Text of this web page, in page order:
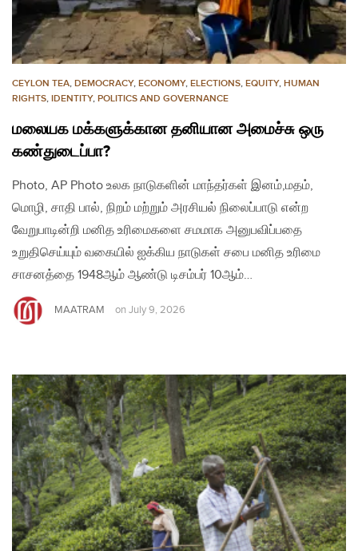
CEYLON TEA, DEMOCRACY, ECONOMY, ELECTIONS, EQUITY, HUMAN
RIGHTS, IDENTITY, POLITICS AND GOVERNANCE
மலையக மக்களுக்கான தனியான அமைச்சு ஒரு
கண்துடைப்பா?
Photo, AP Photo உலக நாடுகளின் மாந்தர்கள் இனம்,மதம்,
மொழி, சாதி பால், நிறம் மற்றும் அரசியல் நிலைப்பாடு என்ற
வேறுபாடின்றி மனித உரிமைகளை சமமாக அனுபவிப்பதை
உறுதிசெய்யும் வகையில் ஐக்கிய நாடுகள் சபை மனித உரிமை
சாசனத்தை 1948ஆம் ஆண்டு டிசம்பர் 10ஆம்…
MAATRAM on July 9, 2026